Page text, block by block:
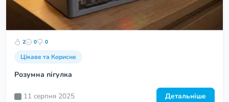
2 0 0
Цікаве та Корисне
Розумна пігулка
11 серпня 2025 Детальніше